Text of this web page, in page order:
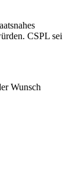
CSPL sei
Wunsch